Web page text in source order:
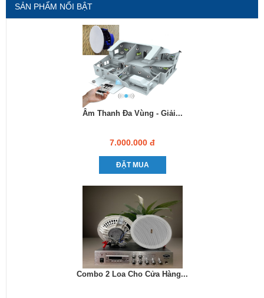
SẢN PHẨM NỔI BẬT
Âm Thanh Đa Vùng - Giải...
7.000.000 đ
ĐẶT MUA
Combo 2 Loa Cho Cửa Hàng...